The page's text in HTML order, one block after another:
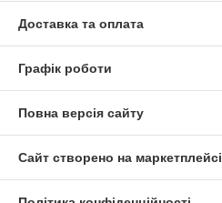
Доставка та оплата
Графік роботи
Повна версія сайту
Сайт створено на маркетплейсі